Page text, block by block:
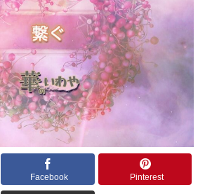
Facebook Pinterest